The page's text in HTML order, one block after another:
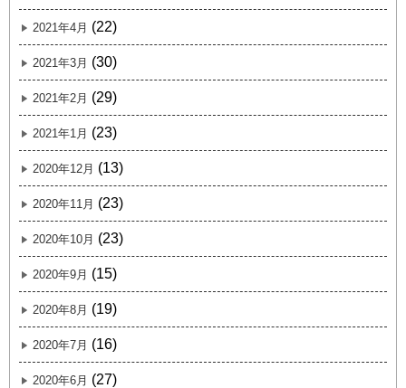
2021年4月 (22)
2021年3月 (30)
2021年2月 (29)
2021年1月 (23)
2020年12月 (13)
2020年11月 (23)
2020年10月 (23)
2020年9月 (15)
2020年8月 (19)
2020年7月 (16)
2020年6月 (27)